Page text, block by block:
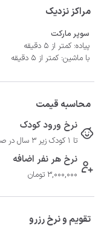
مراکز نزدیک
سوپر مارکت
پیاده: کمتر از 5 دقیقه
با ماشین: کمتر از 5 دقیقه
محاسبه قیمت
نرخ ورود کودک
تا 1 کودک زیر 3 سال در صورتحساب لحاظ نمی گردد
نرخ هر نفر اضافه
3,000,000 تومان
تقویم و نرخ رزرو